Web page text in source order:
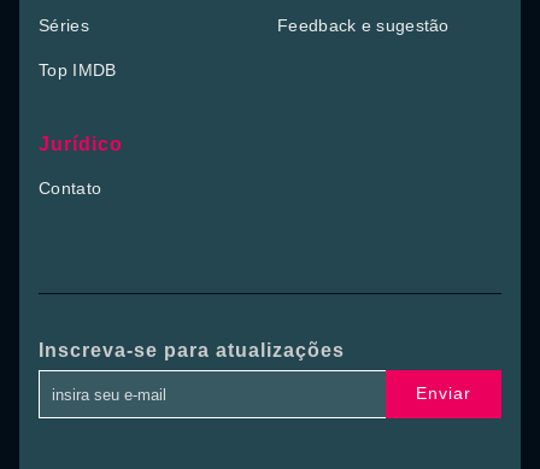
Séries
Top IMDB
Feedback e sugestão
Jurídico
Contato
Inscreva-se para atualizações
Enviar